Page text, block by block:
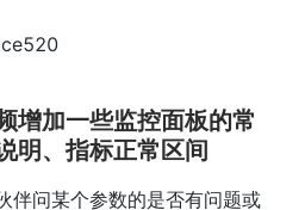
增加一些监控面板的常
明、指标正常区间
伴问某个参数的是否有问题或